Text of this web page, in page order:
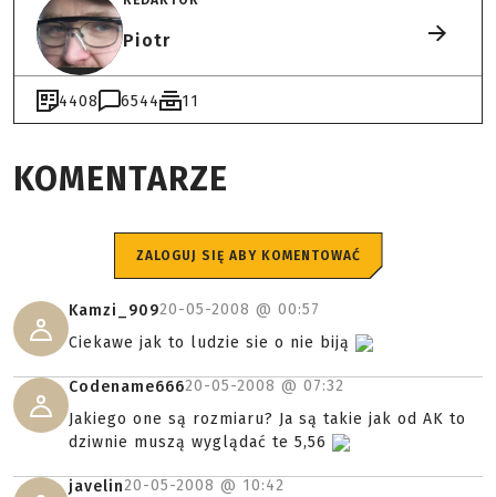
Piotr
4408 6544 11
KOMENTARZE
ZALOGUJ SIĘ ABY KOMENTOWAĆ
Kamzi_90920-05-2008 @ 00:57
Ciekawe jak to ludzie sie o nie biją
Codename66620-05-2008 @ 07:32
Jakiego one są rozmiaru? Ja są takie jak od AK to
dziwnie muszą wyglądać te 5,56
javelin20-05-2008 @ 10:42